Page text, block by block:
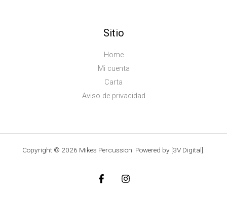
Sitio
Home
Mi cuenta
Carta
Aviso de privacidad
Copyright © 2026 Mikes Percussion. Powered by [3V Digital].